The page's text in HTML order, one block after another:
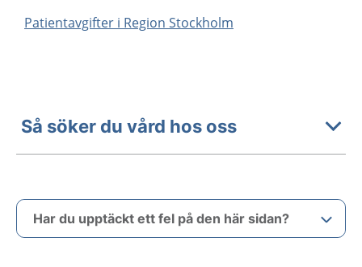
Patientavgifter i Region Stockholm
Så söker du vård hos oss
Har du upptäckt ett fel på den här sidan?